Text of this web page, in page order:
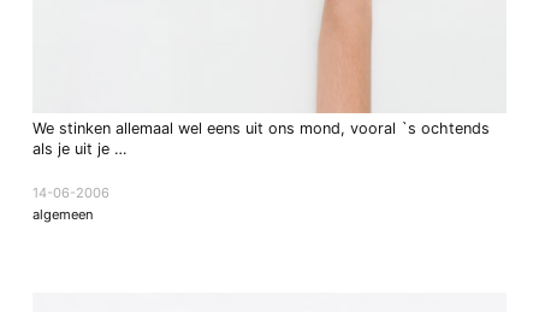
We stinken allemaal wel eens uit ons mond, vooral `s ochtends
als je uit je …
14-06-2006
algemeen